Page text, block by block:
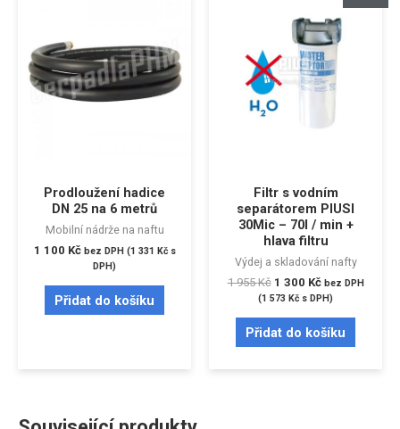
Prodloužení hadice
DN 25 na 6 metrů
Mobilní nádrže na naftu
1 100 Kč bez DPH (1 331 Kčs
DPH)
Přidat do košíku
Filtr s vodním
separátorem PIUSI
30Mic – 70l / min +
hlava filtru
Výdej a skladování nafty
1 955Kč 1 300 Kč bez DPH
(1 573 Kč s DPH)
Přidat do košíku